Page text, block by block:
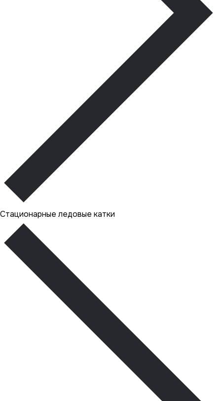
Стационарные ледовые катки